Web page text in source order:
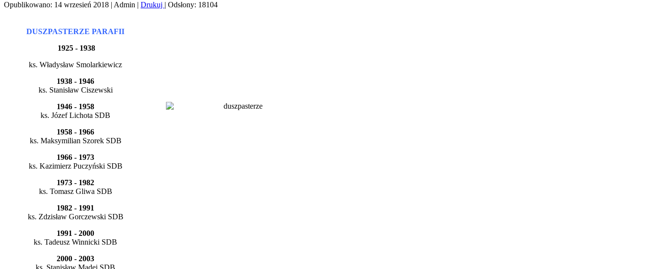
Opublikowano: 14 wrzesień 2018 | Admin | Drukuj | Odsłony: 18104
DUSZPASTERZE PARAFII
1925 - 1938
ks. Władysław Smolarkiewicz
1938 - 1946
ks. Stanisław Ciszewski
1946 - 1958
ks. Józef Lichota SDB
1958 - 1966
ks. Maksymilian Szorek SDB
1966 - 1973
ks. Kazimierz Puczyński SDB
1973 - 1982
ks. Tomasz Gliwa SDB
1982 - 1991
ks. Zdzisław Gorczewski SDB
1991 - 2000
ks. Tadeusz Winnicki SDB
2000 - 2003
ks. Stanisław Madej SDB